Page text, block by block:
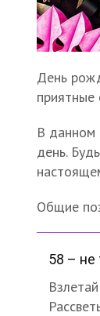
День
приятные
В данном
день.
Общие
58 – не